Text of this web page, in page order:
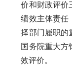
价和财政评价
绩效主体责任
择部门履职的
国务院重大方
效评价。